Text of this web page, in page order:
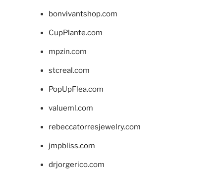
bonvivantshop.com
CupPlante.com
mpzin.com
stcreal.com
PopUpFlea.com
valueml.com
rebeccatorresjewelry.com
jmpbliss.com
drjorgerico.com